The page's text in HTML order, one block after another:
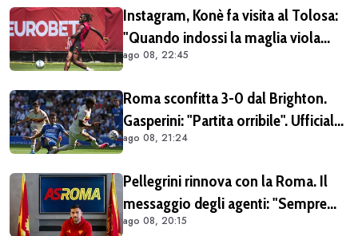
Instagram, Konè fa visita al Tolosa:
"Quando indossi la maglia viola
diventi parte della famiglia. Era
VIDEO)
ago 08, 22:45
Roma sconfitta 3-0 dal Brighton.
Gasperini: "Partita orribile". Ufficiale
il rinnovo di Pellegrini
ago 08, 21:24
Pellegrini rinnova con la Roma. Il
messaggio degli agenti: "Sempre
orgogliosi di essere al tuo fianco"
ago 08, 20:15